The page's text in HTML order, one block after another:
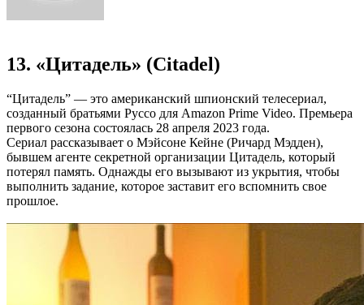
13. «Цитадель» (Citadel)
“Цитадель” — это американский шпионский телесериал,
созданный братьями Руссо для Amazon Prime Video. Премьера
первого сезона состоялась 28 апреля 2023 года.
Сериал рассказывает о Мэйсоне Кейне (Ричард Мэдден),
бывшем агенте секретной организации Цитадель, который
потерял память. Однажды его вызывают из укрытия, чтобы
выполнить задание, которое заставит его вспомнить свое
прошлое.